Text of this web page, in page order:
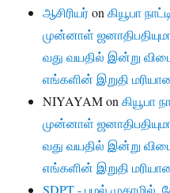
ஆசிரியர்onகியூபா
முன்னாள்
வது வயதில் இன்று
எங்களின் இறுதி
NIYAYAMonகியூபா
முன்னாள்
வது வயதில் இன்று
எங்களின் இறுதி